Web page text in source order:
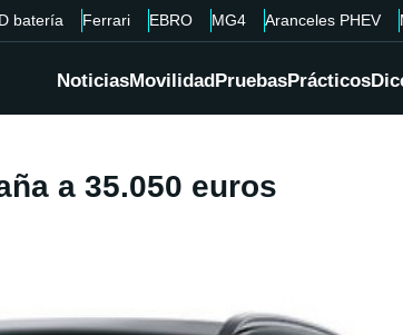
batería Ferrari EBRO MG4 Aranceles PHEV
NoticiasMovilidadPruebasPrácticos
a 35.050 euros